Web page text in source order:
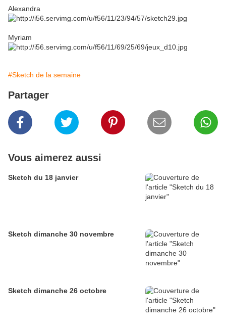
Alexandra
Myriam
#Sketch de la semaine
Partager
Vous aimerez aussi
Sketch du 18 janvier
Sketch dimanche 30 novembre
Sketch dimanche 26 octobre